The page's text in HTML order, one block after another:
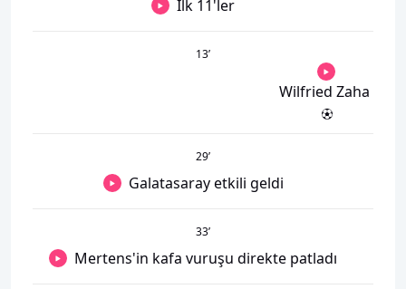
İlk 11'ler
13’
Wilfried Zaha
29’
Galatasaray etkili geldi
33’
Mertens'in kafa vuruşu direkte patladı